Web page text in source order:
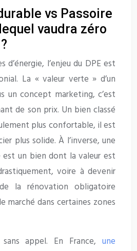
vs Passoire
vaudra zéro
d’énergie, l’enjeu du DPE est
La « valeur verte » d’un
un concept marketing, c’est
de son prix. Un bien classé
plus confortable, il est
plus solide. À l’inverse, une
est un bien dont la valeur est
voire à devenir
la rénovation obligatoire
marché dans certaines zones
appel. En France, une